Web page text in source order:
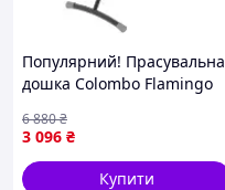
Популярний! Прасувальна
дошка Colombo Flamingo
Краща якість тільки на
Nukleon.com.ua
3 096 ₴
6 880₴
Купити